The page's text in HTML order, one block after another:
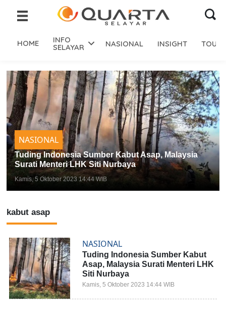
HOME INFO
SELAYAR NASIONAL INSIGHT
NASIONAL
Tuding Indonesia Sumber Kabut Asap, Malaysia
Surati Menteri LHK Siti Nurbaya
Kamis, 5 Oktober 2023 14:44 WIB
kabut asap
NASIONAL
Tuding Indonesia Sumber Kabut
Asap, Malaysia Surati Menteri LHK
Siti Nurbaya
Kamis, 5 Oktober 2023 14:44 WIB